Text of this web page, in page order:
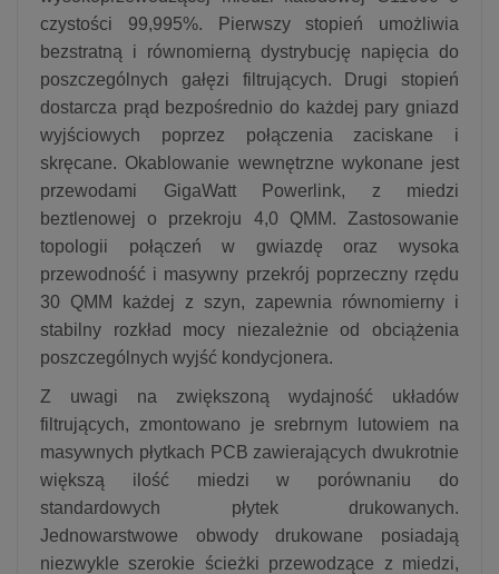
czystości 99,995%. Pierwszy stopień umożliwia
bezstratną i równomierną dystrybucję napięcia do
poszczególnych gałęzi filtrujących. Drugi stopień
dostarcza prąd bezpośrednio do każdej pary gniazd
wyjściowych poprzez połączenia zaciskane i
skręcane. Okablowanie wewnętrzne wykonane jest
przewodami GigaWatt Powerlink, z miedzi
beztlenowej o przekroju 4,0 QMM. Zastosowanie
topologii połączeń w gwiazdę oraz wysoka
przewodność i masywny przekrój poprzeczny rzędu
30 QMM każdej z szyn, zapewnia równomierny i
stabilny rozkład mocy niezależnie od obciążenia
poszczególnych wyjść kondycjonera.
Z uwagi na zwiększoną wydajność układów
filtrujących, zmontowano je srebrnym lutowiem na
masywnych płytkach PCB zawierających dwukrotnie
większą ilość miedzi w porównaniu do
standardowych płytek drukowanych.
Jednowarstwowe obwody drukowane posiadają
niezwykle szerokie ścieżki przewodzące z miedzi,